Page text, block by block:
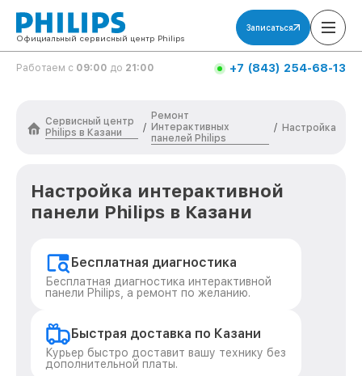
Официальный сервисный центр Philips
Записаться
Работаем с 09:00 до 21:00 +7 (843) 254-68-13
Сервисный центр
Philips в Казани
/
Ремонт
Интерактивных
панелей Philips
/ Настройка
Настройка интерактивной
панели Philips в Казани
Бесплатная диагностика
Бесплатная диагностика интерактивной
панели Philips, а ремонт по желанию.
Быстрая доставка по Казани
Курьер быстро доставит вашу технику без
дополнительной платы.